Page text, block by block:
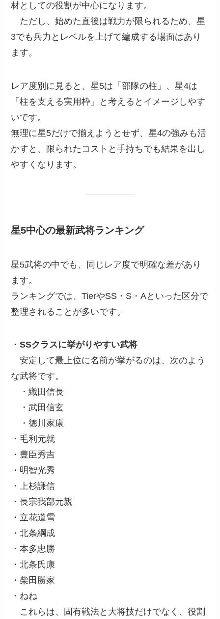
材としての役割が中心になります。
ただし、始めた直後は戦力が限られるため、星
3でも兵力とレベルを上げて編成する場面はあり
ます。
レア度別に見ると、星5は「部隊の柱」、星4は
「柱を支える実用枠」と考えるとイメージしやす
いです。
無理に星5だけで揃えようとせず、星4の強みも活
かすと、限られたコストと手持ちでも結果を出し
やすくなります。
星5中心の最新武将ランキング
星5武将の中でも、同じレア度で明確な差があり
ます。
ランキングでは、TierやSS・S・Aといった区分で
整理されることが多いです。
・SSクラスに挙がりやすい武将
安定して最上位に名前が挙がるのは、次のよう
な武将です。
・織田信長
・武田信玄
・徳川家康
・毛利元就
・豊臣秀吉
・明智光秀
・上杉謙信
・長宗我部元親
・立花道雪
・北条綱成
・本多忠勝
・北条氏康
・柴田勝家
・ねね
これらは、固有戦法と大将技だけでなく、役割